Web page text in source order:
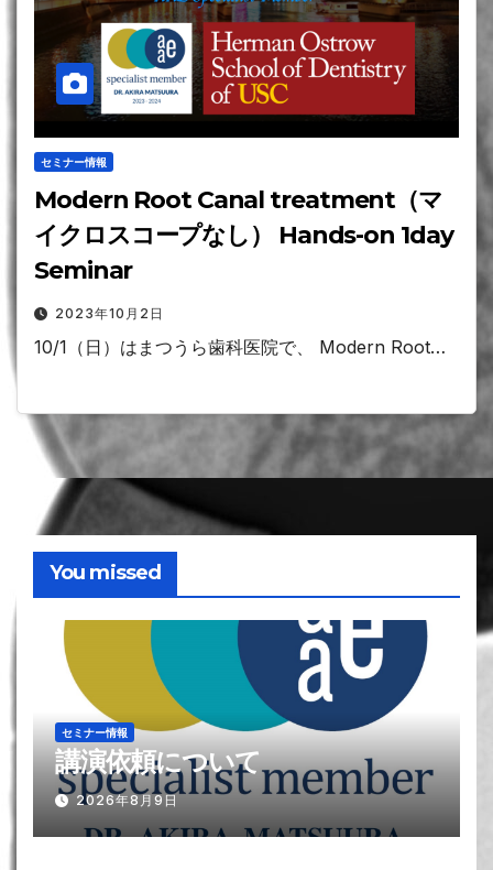
セミナー情報
Modern Root Canal treatment（マ
イクロスコープなし） Hands-on 1day
Seminar
2023年10月2日
10/1（日）はまつうら歯科医院で、 Modern Root…
You missed
セミナー情報
講演依頼について
2026年8月9日